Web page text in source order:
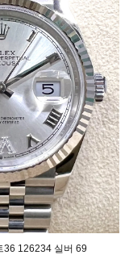
36 126234 실버 69